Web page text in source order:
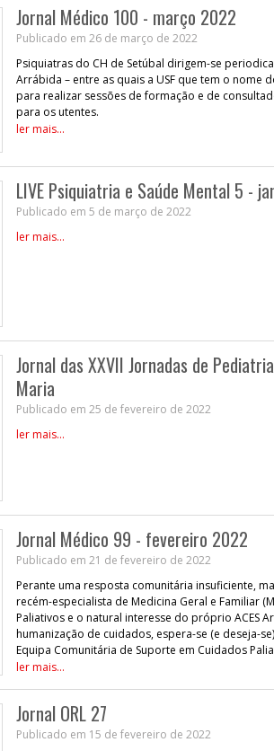
Jornal Médico 100 - março 2022
Publicado em 26 de março de 2022
Psiquiatras do CH de Setúbal dirigem-se
Arrábida – entre as quais a USF que tem o nome
para realizar sessões de formação e de
para os utentes.
ler mais...
LIVE Psiquiatria e Saúde Mental 5 -
Publicado em 5 de março de 2022
ler mais...
Jornal das XXVII Jornadas de
Maria
Publicado em 25 de fevereiro de 2022
ler mais...
Jornal Médico 99 - fevereiro 2022
Publicado em 21 de fevereiro de 2022
Perante uma resposta comunitária insuficiente,
recém-especialista de Medicina Geral e Familiar
Paliativos e o natural interesse do próprio ACES
humanização de cuidados, espera-se (e deseja-
Equipa Comunitária de Suporte em Cuidados
ler mais...
Jornal ORL 27
Publicado em 15 de fevereiro de 2022